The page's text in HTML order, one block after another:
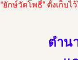
“ยักษ์วัดโพธิ์” ตั้งเก็บ
ตำน